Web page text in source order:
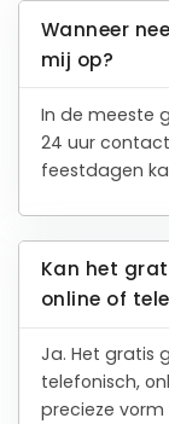
Wanneer
mij op?
In de meeste
24 uur
feestdagen
Kan het
online of
Ja. Het gratis
telefonisch,
precieze